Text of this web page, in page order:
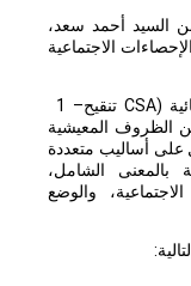
السيد أحمد سعد،
الاجتماعية
(
CSA تنقيح1 –
المعيشية
أساليب متعددة
الشامل،
والوضع